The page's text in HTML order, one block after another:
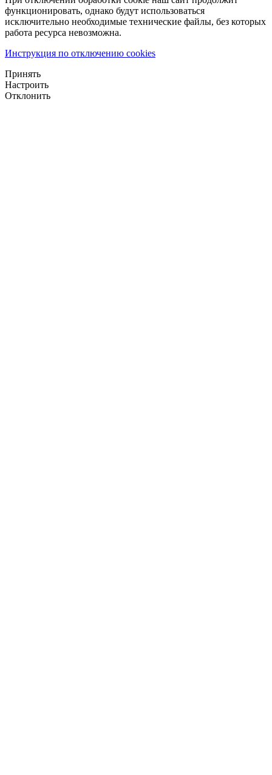
функционировать, однако будут использоваться
исключительно необходимые технические файлы, без которых
работа ресурса невозможна.
Инструкция по отключению cookies
Принять
Настроить
Отклонить